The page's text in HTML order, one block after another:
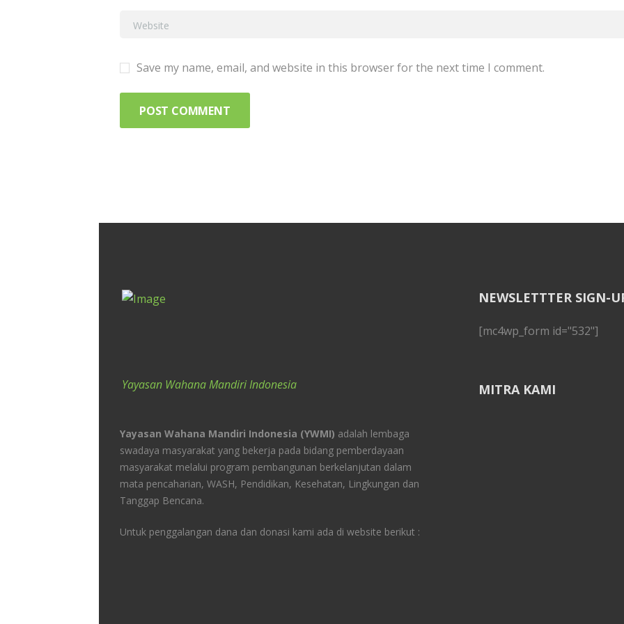
Save my name, email, and website in this browser for the next time I comment.
Yayasan Wahana Mandiri Indonesia
Yayasan Wahana Mandiri Indonesia (YWMI) adalah lembaga
swadaya masyarakat yang bekerja pada bidang pemberdayaan
masyarakat melalui program pembangunan berkelanjutan dalam
mata pencaharian, WASH, Pendidikan, Kesehatan, Lingkungan dan
Tanggap Bencana.
Untuk penggalangan dana dan donasi kami ada di website berikut :
NEWSLETTTER SIGN-
[mc4wp_form id="532"]
MITRA KAMI